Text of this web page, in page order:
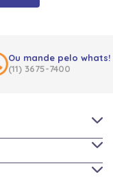
Ou mande pelo whats!
(11) 3675-7400